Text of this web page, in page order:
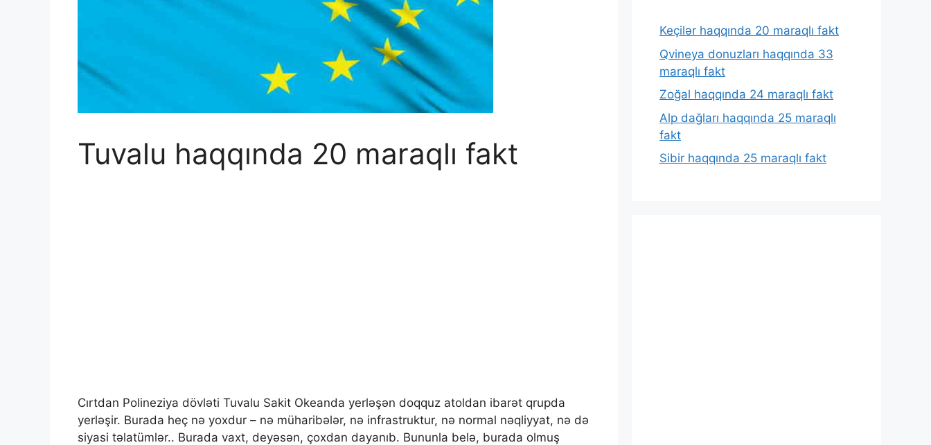
Tuvalu haqqında 20 maraqlı fakt
Cırtdan Polineziya dövləti Tuvalu Sakit Okeanda yerləşən doqquz atoldan ibarət qrupda
yerləşir. Burada heç nə yoxdur – nə müharibələr, nə infrastruktur, nə normal nəqliyyat, nə də
siyasi təlatümlər.. Burada vaxt, deyəsən, çoxdan dayanıb. Bununla belə, burada olmuş
Keçilər haqqında 20 maraqlı fakt
Qvineya donuzları haqqında 33
maraqlı fakt
Zoğal haqqında 24 maraqlı fakt
Alp dağları haqqında 25 maraqlı
fakt
Sibir haqqında 25 maraqlı fakt